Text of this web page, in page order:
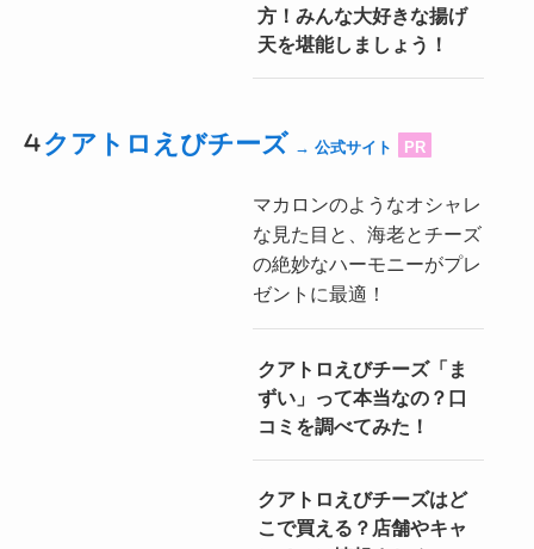
方！みんな大好きな揚げ
天を堪能しましょう！
クアトロえびチーズ → 公式サイト PR
マカロンのようなオシャレ
な見た目と、海老とチーズ
の絶妙なハーモニーがプレ
ゼントに最適！
クアトロえびチーズ「ま
ずい」って本当なの？口
コミを調べてみた！
クアトロえびチーズはど
こで買える？店舗やキャ